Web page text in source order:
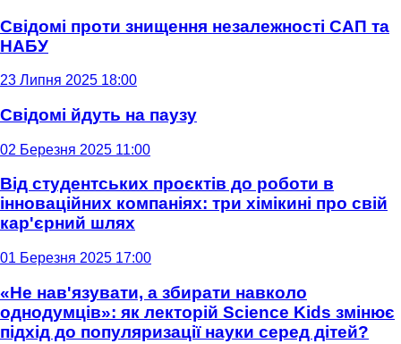
Свідомі проти знищення незалежності САП та
НАБУ
23 Липня 2025 18:00
Свідомі йдуть на паузу
02 Березня 2025 11:00
Від студентських проєктів до роботи в
інноваційних компаніях: три хімікині про свій
кар'єрний шлях
01 Березня 2025 17:00
«Не нав'язувати, а збирати навколо
однодумців»: як лекторій Science Kids змінює
підхід до популяризації науки серед дітей?